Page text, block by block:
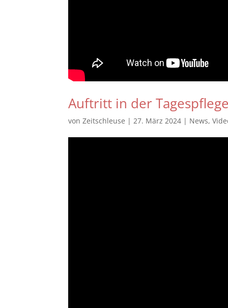
Auftritt in der
vonZeitschleuse | 27. März 2024 | News,